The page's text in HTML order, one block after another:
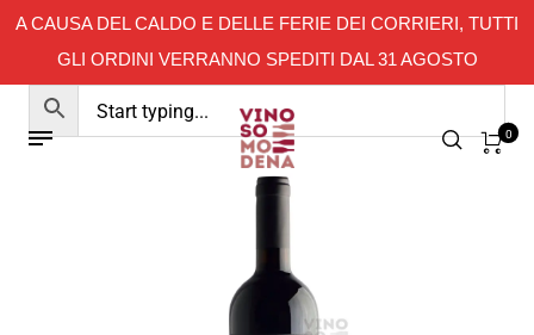
A CAUSA DEL CALDO E DELLE FERIE DEI CORRIERI, TUTTI
GLI ORDINI VERRANNO SPEDITI DAL 31 AGOSTO
0